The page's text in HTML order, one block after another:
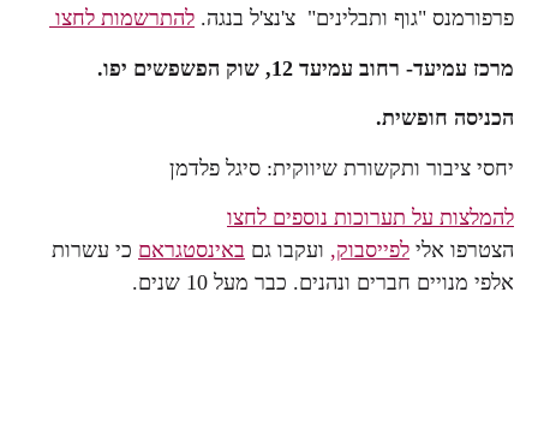
פרפורמנס "גוף ותבלינים" צ'נצ'ל בנגה.להתרשמות לחצו
מרכז עמיעד- רחוב עמיעד 12, שוק הפשפשים יפו.
הכניסה חופשית.
יחסי ציבור ותקשורת שיווקית: סיגל פלדמן
להמלצות על תערוכות נוספים לחצו
הצטרפו אלילפייסבוק,ועקבו גםבאינסטגראםכי עשרות
אלפי מנויים חברים ונהנים. כבר מעל 10 שנים.